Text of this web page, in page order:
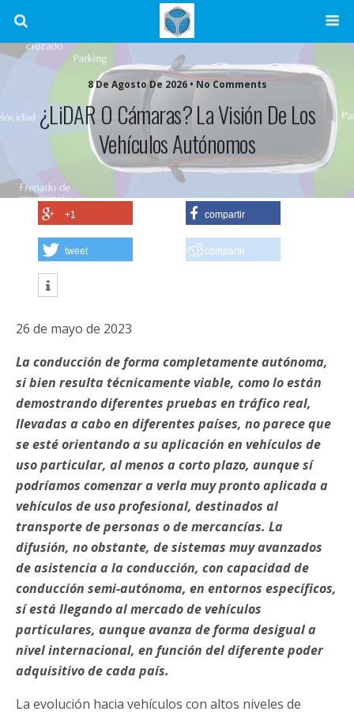
8 De Agosto De 2026 • No Comments
¿LiDAR O Cámaras? La Visión De Los
Vehículos Autónomos
+1 compartir
tweet compartir
26 de mayo de 2023
La conducción de forma completamente autónoma,
si bien resulta técnicamente viable, como lo están
demostrando diferentes pruebas en tráfico real,
llevadas a cabo en diferentes países, no parece que
se esté orientando a su aplicación en vehículos de
uso particular, al menos a corto plazo, aunque sí
podríamos comenzar a verla muy pronto aplicada a
vehículos de uso profesional, destinados al
transporte de personas o de mercancías. La
difusión, no obstante, de sistemas muy avanzados
de asistencia a la conducción, con capacidad de
conducción semi-autónoma, en entornos específicos,
sí está llegando al mercado de vehículos
particulares, aunque avanza de forma desigual a
nivel internacional, en función del diferente poder
adquisitivo de cada país.
La evolución hacia vehículos con altos niveles de